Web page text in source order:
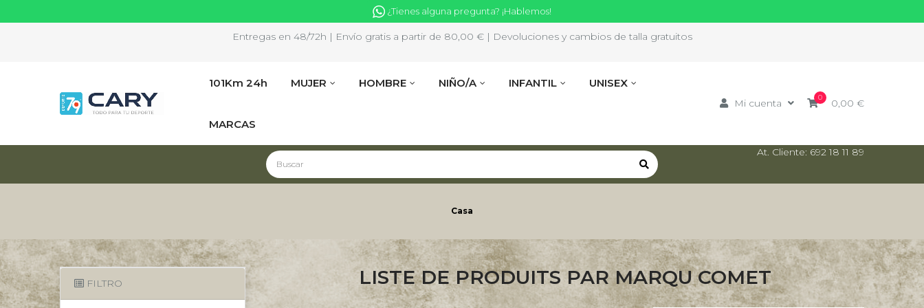
¿Tienes alguna pregunta? ¡Hablemos!
Entregas en 48/72h | Envío gratis a partir de 80,00 € | Devoluciones y cambios de talla gratuitos
101Km 24h MUJER HOMBRE NIÑO/A INFANTIL UNISEX
MARCAS
Mi cuenta 0 0,00 €
At. Cliente: 692 18 11 89
Casa
FILTRO LISTE DE PRODUITS PAR MARQU COMET